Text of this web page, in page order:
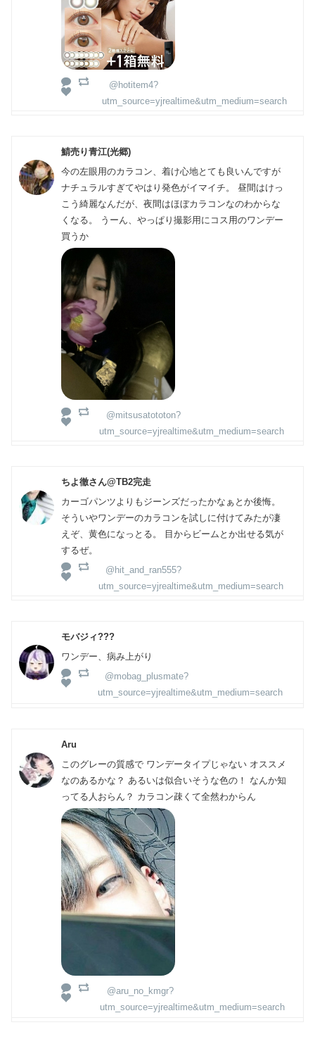
@hotitem4?
utm_source=yjrealtime&utm_medium=search
鯖売り青江(光郷)
今の左眼用のカラコン、着け心地とても良いんですが
ナチュラルすぎてやはり発色がイマイチ。 昼間はけっ
こう綺麗なんだが、夜間はほぼカラコンなのわからな
くなる。 うーん、やっぱり撮影用にコス用のワンデー
買うか
@mitsusatototon?
utm_source=yjrealtime&utm_medium=search
ちよ徹さん@TB2完走
カーゴパンツよりもジーンズだったかなぁとか後悔。
そういやワンデーのカラコンを試しに付けてみたが凄
えぞ、黄色になっとる。 目からビームとか出せる気が
するぜ。
@hit_and_ran555?
utm_source=yjrealtime&utm_medium=search
モバジィ???
ワンデー、病み上がり
@mobag_plusmate?
utm_source=yjrealtime&utm_medium=search
Aru
このグレーの質感で ワンデータイプじゃない オススメ
なのあるかな？ あるいは似合いそうな色の！ なんか知
ってる人おらん？ カラコン疎くて全然わからん
@aru_no_kmgr?
utm_source=yjrealtime&utm_medium=search